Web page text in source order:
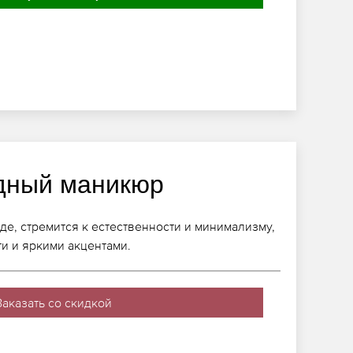
маникюр
стремится к естественности и минимализму,
и яркими акцентами.
со скидкой